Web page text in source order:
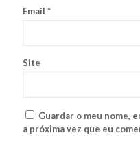
Email *
Site
Guardar o meu nome,
a próxima vez que eu